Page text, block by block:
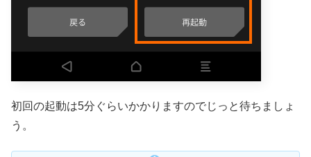
初回の起動は5分ぐらいかかりますのでじっと待ちましょ
う。